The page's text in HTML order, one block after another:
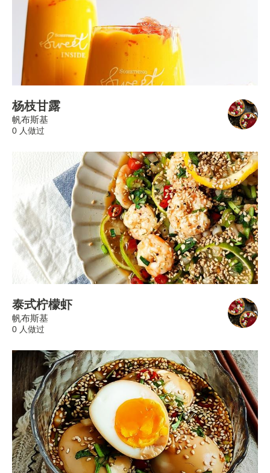
杨枝甘露
帆布斯基
0 人做过
泰式柠檬虾
帆布斯基
0 人做过